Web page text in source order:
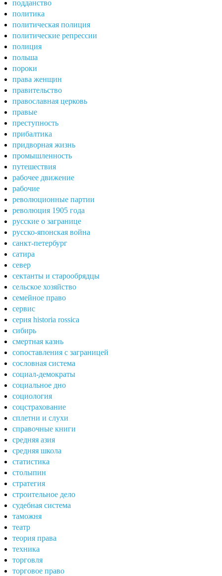
подданство
политика
политическая полиция
политические репрессии
полиция
польша
пороки
права женщин
правительство
православная церковь
правые
преступность
прибалтика
придворная жизнь
промышленность
путешествия
рабочее движение
рабочие
революционные партии
революция 1905 года
русские о загранице
русско-японская война
санкт-петербург
сатира
север
сектанты и старообрядцы
сельское хозяйство
семейное право
сервис
серия historia rossica
сибирь
смертная казнь
сопоставления с заграницей
сословная система
социал-демократы
социальное дно
социология
соцстрахование
сплетни и слухи
справочные книги
средняя азия
средняя школа
статистика
столыпин
стратегия
строительное дело
судебная система
таможня
театр
теория права
техника
торговля
торговое право